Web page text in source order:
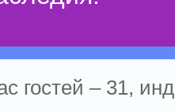
гостей – 31,